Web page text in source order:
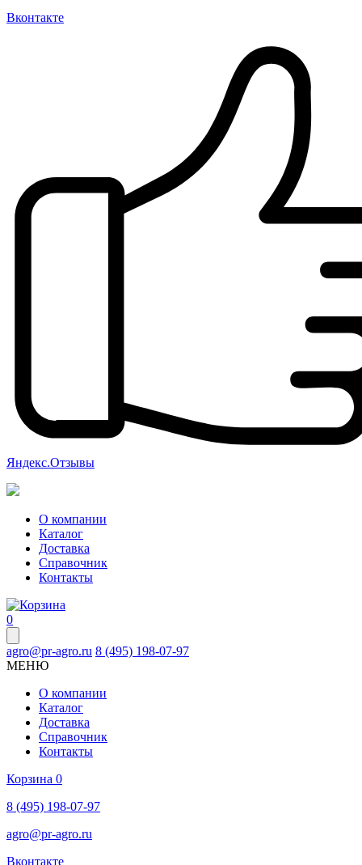
Вконтакте
Яндекс.Отзывы
О компании
Каталог
Доставка
Справочник
Контакты
0
agro@pr-agro.ru 8 (495) 198-07-97
МЕНЮ
О компании
Каталог
Доставка
Справочник
Контакты
Корзина 0
8 (495) 198-07-97
agro@pr-agro.ru
Вконтакте